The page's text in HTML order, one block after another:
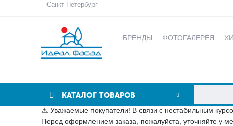
Санкт-Петербург
БРЕНДЫ ФОТОГАЛЕРЕЯ
КАТАЛОГ ТОВАРОВ
⚠ Уважаемые покупатели! В связи с нестабильным
Перед оформлением заказа, пожалуйста, уточняйте у